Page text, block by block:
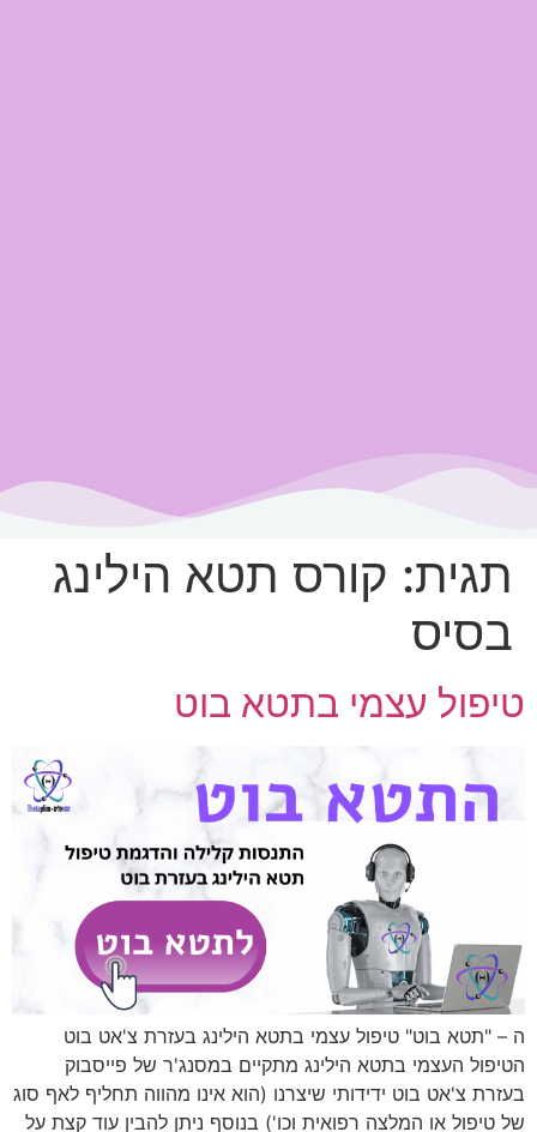
תגית: קורס תטא הילינג
בסיס
טיפול עצמי בתטא בוט
ה – "תטא בוט" טיפול עצמי בתטא הילינג בעזרת צ'אט בוט
הטיפול העצמי בתטא הילינג מתקיים במסנג'ר של פייסבוק
בעזרת צ'אט בוט ידידותי שיצרנו (הוא אינו מהווה תחליף לאף סוג
של טיפול או המלצה רפואית וכו') בנוסף ניתן להבין עוד קצת על